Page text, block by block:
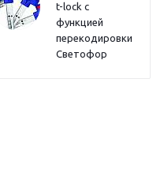
t-lock с
функцией
перекодировки
Светофор